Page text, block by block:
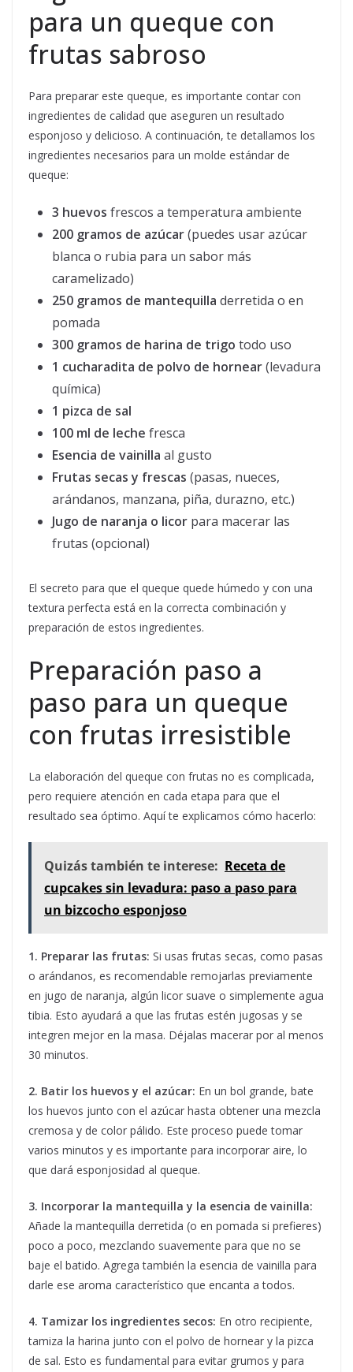
para un queque con
frutas sabroso
Para preparar este queque, es importante contar con
ingredientes de calidad que aseguren un resultado
esponjoso y delicioso. A continuación, te detallamos los
ingredientes necesarios para un molde estándar de
queque:
3 huevos frescos a temperatura ambiente
200 gramos de azúcar(puedes usar azúcar
blanca o rubia para un sabor más
caramelizado)
250 gramos de mantequilla derretida o en
pomada
300 gramos de harina de trigo todo uso
1 cucharadita de polvo de hornear(levadura
química)
1 pizca de sal
100 ml de leche fresca
Esencia de vainilla al gusto
Frutas secas y frescas (pasas, nueces,
arándanos, manzana, piña, durazno, etc.)
Jugo de naranja o licor para macerar las
frutas (opcional)
El secreto para que el queque quede húmedo y con una
textura perfecta está en la correcta combinación y
preparación de estos ingredientes.
Preparación paso a
paso para un queque
con frutas irresistible
La elaboración del queque con frutas no es complicada,
pero requiere atención en cada etapa para que el
resultado sea óptimo. Aquí te explicamos cómo hacerlo:
Quizás también te interese: Receta de
cupcakes sin levadura: paso a paso para
un bizcocho esponjoso
1. Preparar las frutas: Si usas frutas secas, como pasas
o arándanos, es recomendable remojarlas previamente
en jugo de naranja, algún licor suave o simplemente agua
tibia. Esto ayudará a que las frutas estén jugosas y se
integren mejor en la masa. Déjalas macerar por al menos
30 minutos.
2. Batir los huevos y el azúcar: En un bol grande, bate
los huevos junto con el azúcar hasta obtener una mezcla
cremosa y de color pálido. Este proceso puede tomar
varios minutos y es importante para incorporar aire, lo
que dará esponjosidad al queque.
3. Incorporar la mantequilla y la esencia de vainilla:
Añade la mantequilla derretida (o en pomada si prefieres)
poco a poco, mezclando suavemente para que no se
baje el batido. Agrega también la esencia de vainilla para
darle ese aroma característico que encanta a todos.
4. Tamizar los ingredientes secos: En otro recipiente,
tamiza la harina junto con el polvo de hornear y la pizca
de sal. Esto es fundamental para evitar grumos y para